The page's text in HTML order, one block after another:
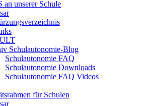
an unserer Schule
Schulautonomie-Blog
Schulautonomie FAQ
Schulautonomie Downloads
Schulautonomie FAQ Videos
für Schulen